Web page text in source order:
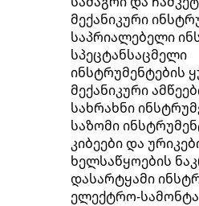
მექანიკური
საპრიალებელი
სპეცტანსაცმელი
ინსტრუმენტების
მექანიკური
სახრახნი
საზომი
კიბეები და
ხელსაწყოების
დასარტყამი
ელექტრო-